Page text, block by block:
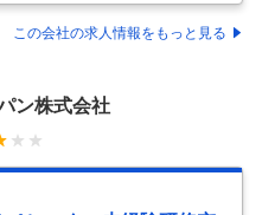
景気変動の影響を受けにくい「食
長を続けています。 主力の「フロ
倉庫網を構築。 企業理念である
する」を大切にし、現場の一人
この会社の求人情報をもっと見る
ン株式会社